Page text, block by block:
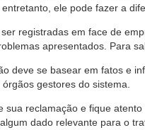
ele pode fazer a
registradas em face de
apresentados. Para
deve se basear em fatos e
gestores do sistema.
sua reclamação e fique
dado relevante para o